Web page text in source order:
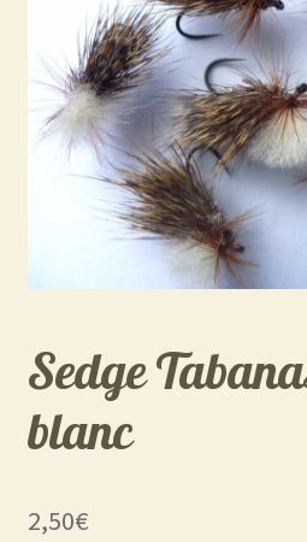
Sedge
blanc
2,50€